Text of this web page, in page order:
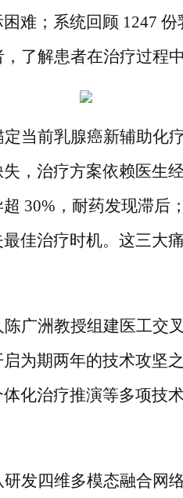
难；系统回顾 1247
了解患者在治疗过程
当前乳腺癌新辅助化
，治疗方案依赖医生
30%，耐药发现滞后
佳治疗时机。这三大
广洲教授组建医工交
为期两年的技术攻坚
化治疗推演等多项技
发四维多模态融合网